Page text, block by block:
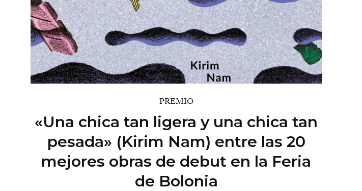
PREMIO
«Una chica tan ligera y una chica tan
pesada» (Kirim Nam) entre las 20
mejores obras de debut en la Feria
de Bolonia